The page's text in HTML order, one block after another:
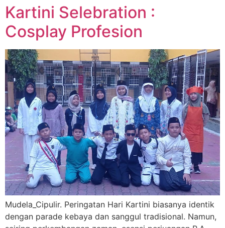
Kartini Selebration :
Cosplay Profesion
Mudela_Cipulir. Peringatan Hari Kartini biasanya identik
dengan parade kebaya dan sanggul tradisional. Namun,